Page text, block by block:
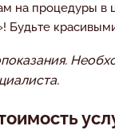
на процедуры в
Будьте